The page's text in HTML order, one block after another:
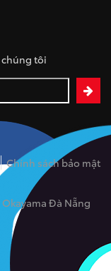
tôi
Chính sách bảo mật
Đà Nẵng